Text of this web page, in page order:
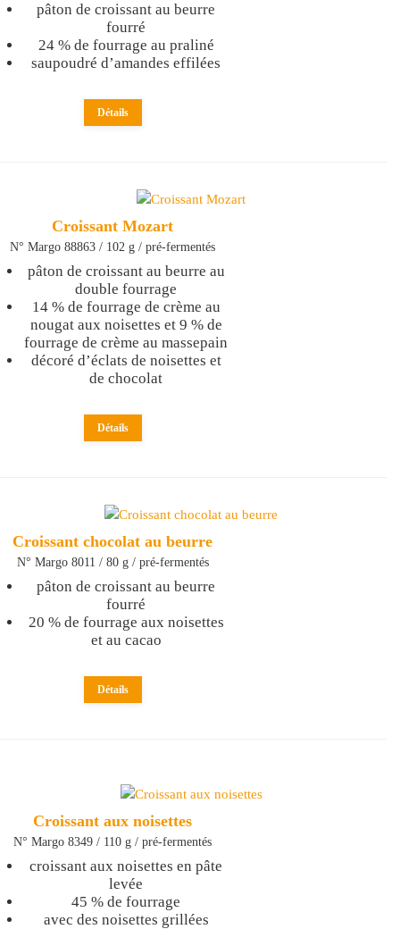
pâton de croissant au beurre
fourré
24 % de fourrage au praliné
saupoudré d’amandes effilées
Détails
Croissant Mozart
N° Margo 88863 / 102 g / pré-fermentés
pâton de croissant au beurre au
double fourrage
14 % de fourrage de crème au
nougat aux noisettes et 9 % de
fourrage de crème au massepain
décoré d’éclats de noisettes et
de chocolat
Détails
Croissant chocolat au beurre
N° Margo 8011 / 80 g / pré-fermentés
pâton de croissant au beurre
fourré
20 % de fourrage aux noisettes
et au cacao
Détails
Croissant aux noisettes
N° Margo 8349 / 110 g / pré-fermentés
croissant aux noisettes en pâte
levée
45 % de fourrage
avec des noisettes grillées